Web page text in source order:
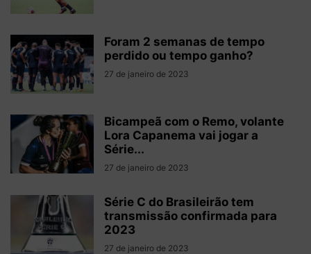
Foram 2 semanas de tempo
perdido ou tempo ganho?
27 de janeiro de 2023
Bicampeã com o Remo, volante
Lora Capanema vai jogar a
Série...
27 de janeiro de 2023
Série C do Brasileirão tem
transmissão confirmada para
2023
27 de janeiro de 2023